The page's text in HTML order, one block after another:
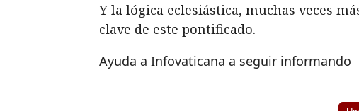
Y la lógica eclesiástica, muchas veces
clave de este pontificado.
Ayuda a Infovaticana a seguir informando